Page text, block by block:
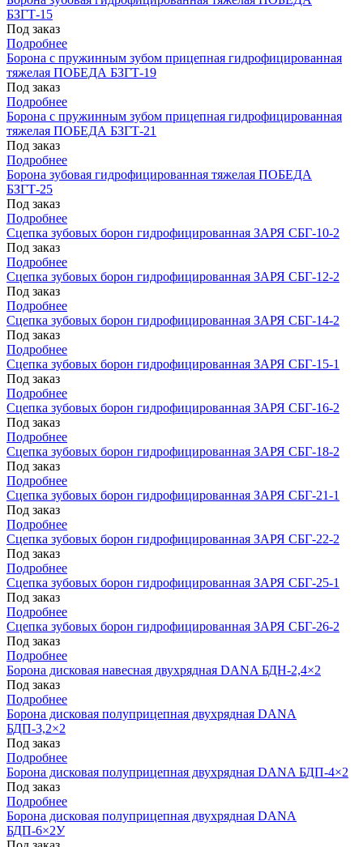
БЗГТ-15
Под заказ
Подробнее
Борона с пружинным зубом прицепная гидрофицированная
тяжелая ПОБЕДА БЗГТ-19
Под заказ
Подробнее
Борона с пружинным зубом прицепная гидрофицированная
тяжелая ПОБЕДА БЗГТ-21
Под заказ
Подробнее
Борона зубовая гидрофицированная тяжелая ПОБЕДА
БЗГТ-25
Под заказ
Подробнее
Сцепка зубовых борон гидрофицированная ЗАРЯ СБГ-10-2
Под заказ
Подробнее
Сцепка зубовых борон гидрофицированная ЗАРЯ СБГ-12-2
Под заказ
Подробнее
Сцепка зубовых борон гидрофицированная ЗАРЯ СБГ-14-2
Под заказ
Подробнее
Сцепка зубовых борон гидрофицированная ЗАРЯ СБГ-15-1
Под заказ
Подробнее
Сцепка зубовых борон гидрофицированная ЗАРЯ СБГ-16-2
Под заказ
Подробнее
Сцепка зубовых борон гидрофицированная ЗАРЯ СБГ-18-2
Под заказ
Подробнее
Сцепка зубовых борон гидрофицированная ЗАРЯ СБГ-21-1
Под заказ
Подробнее
Сцепка зубовых борон гидрофицированная ЗАРЯ СБГ-22-2
Под заказ
Подробнее
Сцепка зубовых борон гидрофицированная ЗАРЯ СБГ-25-1
Под заказ
Подробнее
Сцепка зубовых борон гидрофицированная ЗАРЯ СБГ-26-2
Под заказ
Подробнее
Борона дисковая навесная двухрядная DANA БДН-2,4×2
Под заказ
Подробнее
Борона дисковая полуприцепная двухрядная DANA
БДП-3,2×2
Под заказ
Подробнее
Борона дисковая полуприцепная двухрядная DANA БДП-4×2
Под заказ
Подробнее
Борона дисковая полуприцепная двухрядная DANA
БДП-6×2У